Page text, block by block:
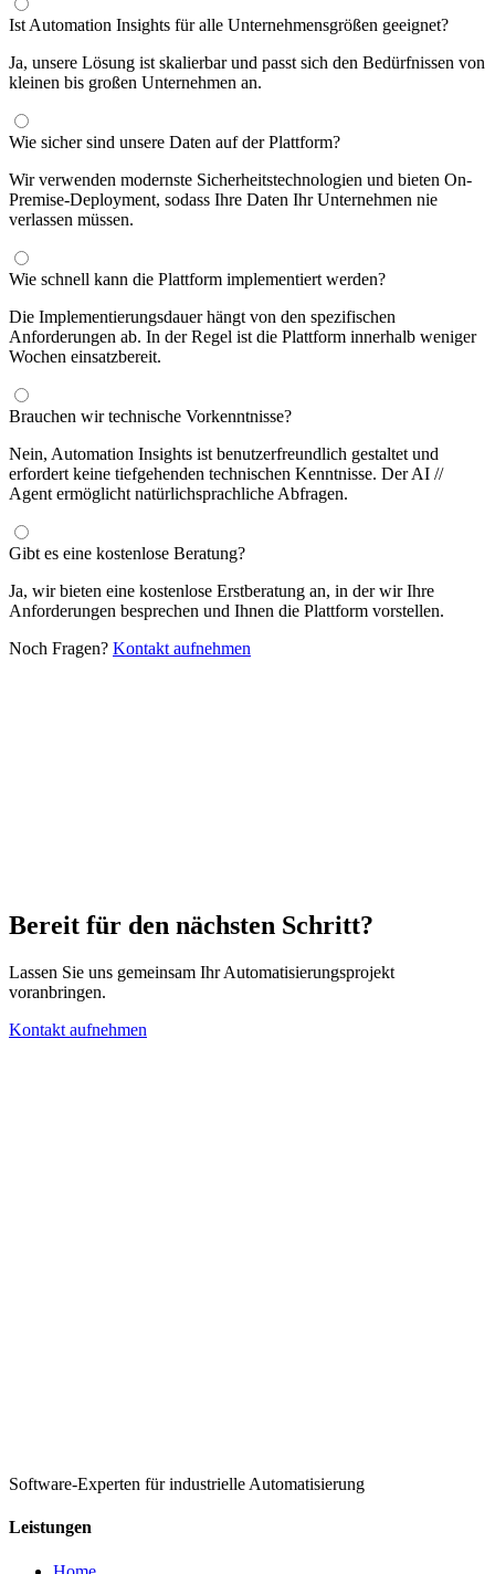
Ist Automation Insights für alle Unternehmensgrößen geeignet?
Ja, unsere Lösung ist skalierbar und passt sich den Bedürfnissen von
kleinen bis großen Unternehmen an.
Wie sicher sind unsere Daten auf der Plattform?
Wir verwenden modernste Sicherheitstechnologien und bieten On-
Premise-Deployment, sodass Ihre Daten Ihr Unternehmen nie
verlassen müssen.
Wie schnell kann die Plattform implementiert werden?
Die Implementierungsdauer hängt von den spezifischen
Anforderungen ab. In der Regel ist die Plattform innerhalb weniger
Wochen einsatzbereit.
Brauchen wir technische Vorkenntnisse?
Nein, Automation Insights ist benutzerfreundlich gestaltet und
erfordert keine tiefgehenden technischen Kenntnisse. Der AI //
Agent ermöglicht natürlichsprachliche Abfragen.
Gibt es eine kostenlose Beratung?
Ja, wir bieten eine kostenlose Erstberatung an, in der wir Ihre
Anforderungen besprechen und Ihnen die Plattform vorstellen.
Noch Fragen? Kontakt aufnehmen
Bereit für den nächsten Schritt?
Lassen Sie uns gemeinsam Ihr Automatisierungsprojekt
voranbringen.
Kontakt aufnehmen
Software-Experten für industrielle Automatisierung
Leistungen